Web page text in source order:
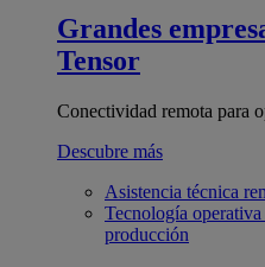
Grandes
Tensor
Conectividad remota para
Descubre más
Asistencia técnica
Tecnología operativa
producción